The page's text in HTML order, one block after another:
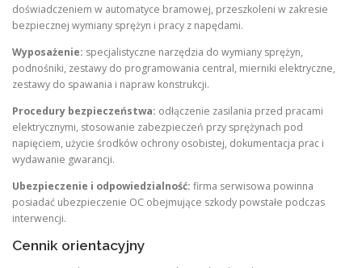
doświadczeniem w automatyce bramowej, przeszkoleni w zakresie
bezpiecznej wymiany sprężyn i pracy z napędami.
Wyposażenie: specjalistyczne narzędzia do wymiany sprężyn,
podnośniki, zestawy do programowania central, mierniki elektryczne,
zestawy do spawania i napraw konstrukcji.
Procedury bezpieczeństwa: odłączenie zasilania przed pracami
elektrycznymi, stosowanie zabezpieczeń przy sprężynach pod
napięciem, użycie środków ochrony osobistej, dokumentacja prac i
wydawanie gwarancji.
Ubezpieczenie i odpowiedzialność: firma serwisowa powinna
posiadać ubezpieczenie OC obejmujące szkody powstałe podczas
interwencji.
Cennik orientacyjny